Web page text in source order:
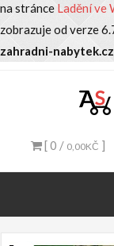
na stránce Ladění ve
zobrazuje od verze
zahradni-
[ 0 / 0,00KČ ]